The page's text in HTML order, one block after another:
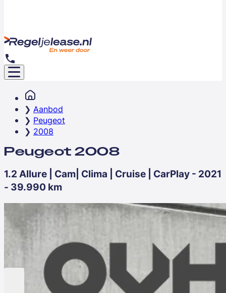
Aanbod
Peugeot
2008
Peugeot 2008
1.2 Allure | Cam| Clima | Cruise | CarPlay - 2021
- 39.990 km